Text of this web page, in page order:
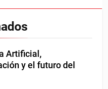
Artificial,
y el futuro del